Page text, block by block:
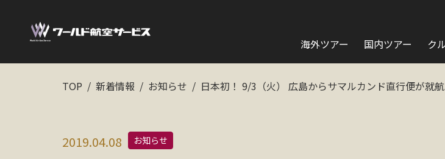
海外ツアー 国内ツアー ク
TOP 新着情報 お知らせ 日本初！ 9/3（火） 広島からサマルカンド直行便が就
2019.04.08 お知らせ